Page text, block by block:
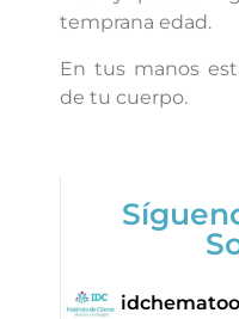
temprana edad.
En tus manos
de tu cuerpo.